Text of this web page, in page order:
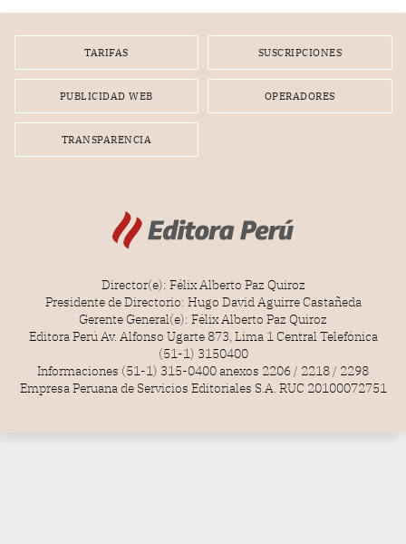
por la frustrada realización de un meet and greet con
TARIFAS SUSCRIPCIONES
PUBLICIDAD WEB OPERADORES
TRANSPARENCIA
Director(e): Félix Alberto Paz Quiroz
Presidente de Directorio: Hugo David Aguirre Castañeda
Gerente General(e): Félix Alberto Paz Quiroz
Editora Perú Av. Alfonso Ugarte 873, Lima 1 Central Telefónica
(51-1) 3150400
Informaciones (51-1) 315-0400 anexos 2206 / 2218 / 2298
Empresa Peruana de Servicios Editoriales S.A. RUC 20100072751